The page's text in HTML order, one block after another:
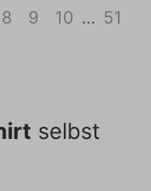
8 9 10 … 51
selbst